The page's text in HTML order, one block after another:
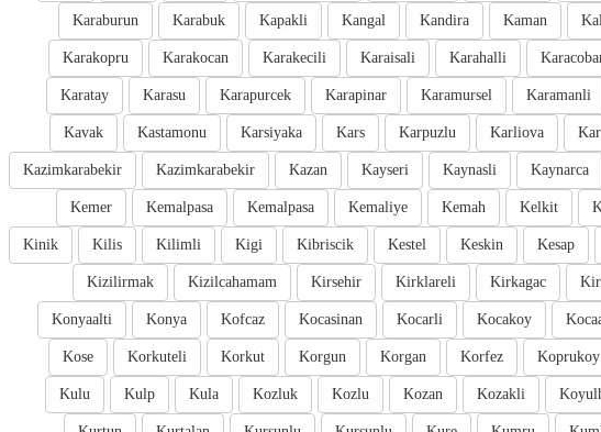
Kaman
Kandira
Kangal
Kapakli
Karabuk
Karaburun
Karahalli
Karaisali
Karakecili
Karakocan
Karakopru
Karamanli
Karamursel
Karapinar
Karapurcek
Karasu
Karatay
Karliova
Karpuzlu
Kars
Karsiyaka
Kastamonu
Kavak
Kaynarca
Kaynasli
Kayseri
Kazan
Kazimkarabekir
Kazimkarabekir
Kelkit
Kemah
Kemaliye
Kemalpasa
Kemalpasa
Kemer
Kesap
Keskin
Kestel
Kibriscik
Kigi
Kilimli
Kilis
Kinik
Kirkagac
Kirklareli
Kirsehir
Kizilcahamam
Kizilirmak
Kocakoy
Kocarli
Kocasinan
Kofcaz
Konya
Konyaalti
Koprukoy
Korfez
Korgan
Korgun
Korkut
Korkuteli
Kose
Kozakli
Kozan
Kozlu
Kozluk
Kula
Kulp
Kulu